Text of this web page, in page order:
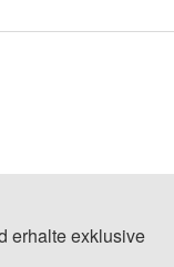
erhalte exklusive